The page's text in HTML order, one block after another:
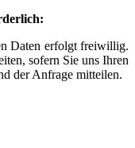
Daten erfolgt freiwillig.
sofern Sie uns Ihren
der Anfrage mitteilen.